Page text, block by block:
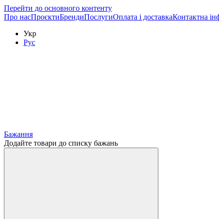
Перейти до основного контенту
Про насПроєктиБрендиПослугиОплата і доставкаКонтактна
Укр
Рус
Бажання
Додайте товари до списку бажань